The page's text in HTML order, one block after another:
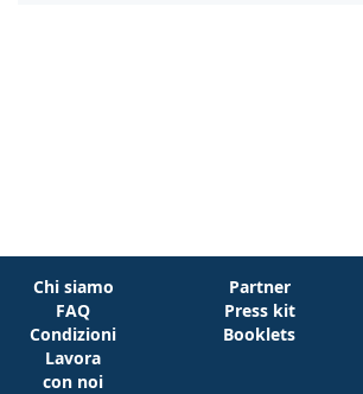
Chi siamo
FAQ
Condizioni
Lavora
con noi
Partner
Press kit
Booklets